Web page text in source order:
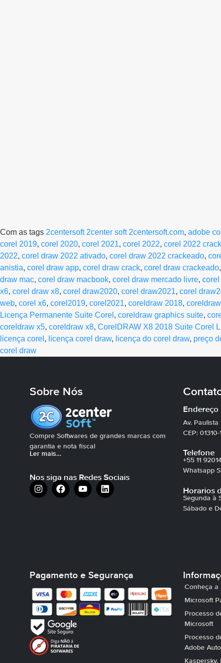
Com as tags 2centersoft 2center soft 2centersoft.com, adobe
corel 2019, corel 2020, corel 2021, corel 2022, corel 2022
2022, corel draw 2022 ativado, corel draw 2022 crackeado,
anistia, corel draw app, corel draw crack, corel draw crackeado,
draw mac, corel draw macbook, corel draw mercado livre,
x6, corel draw x8, corel draw2020, corel draw2021, corel
web, corel x6, corel2019, corel2021, coreldraw 2018,
Licença Permanente Suite Corel , coreldraw graphics suite,
coreldraw x5, coreldraw x8, CorelDRAW X8 2018 Suite Corel
licença corel , licença corel draw, licença do corel draw, preço
corel draw
Sobre Nós
Compre Softwares de grandes marcas com
garantia e nota fiscal
Ler mais…
Nos siga nas Redes Sociais
Endereço
Av. Paulista
CEP: 01310-
Telefone
+55 11
Whatsapp
Horarios
Segunda à
Sábado e
Pagamento e Segurança
Conheça a
Microsoft
Processo
Microsoft
Processo
Adobe